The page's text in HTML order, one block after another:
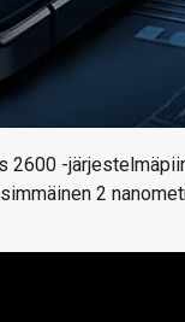
2600 -
2